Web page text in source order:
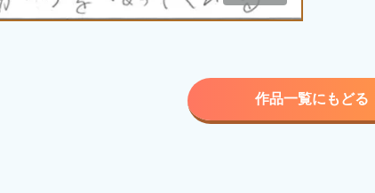
作品一覧にもどる